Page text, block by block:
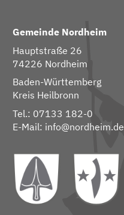
Gemeinde Nordheim
Hauptstraße 26
74226 Nordheim
Baden-Württemberg
Kreis Heilbronn
Tel.: 07133 182-0
E-Mail: info@nordheim.de